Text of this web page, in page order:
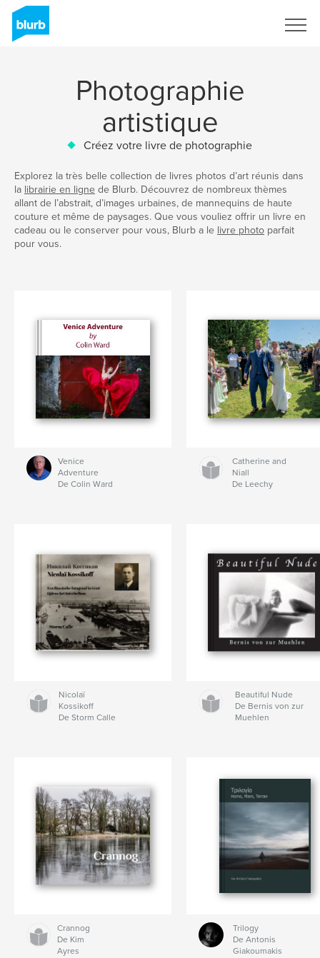
Photographie
artistique
Créez votre livre de photographie
Explorez la très belle collection de livres photos d’art réunis dans
la librairie en ligne de Blurb. Découvrez de nombreux thèmes
allant de l’abstrait, d’images urbaines, de mannequins de haute
couture et même de paysages. Que vous vouliez offrir un livre en
cadeau ou le conserver pour vous, Blurb a le livre photo parfait
pour vous.
Venice
Adventure
De Colin Ward
Catherine and
Niall
De Leechy
Nicolaï
Kossikoff
De Storm Calle
Beautiful Nude
De Bernis von zur
Muehlen
Crannog
De Kim
Ayres
Trilogy
De Antonis
Giakoumakis